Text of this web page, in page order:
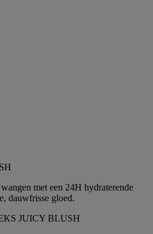
met een 24H hydraterende
dauwfrisse gloed.
JUICY BLUSH